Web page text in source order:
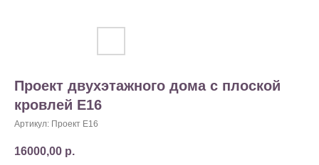
Проект двухэтажного дома с плоской
кровлей E16
Артикул: Проект E16
16000,00 р.